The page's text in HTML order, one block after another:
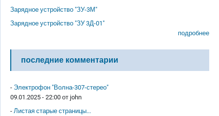
Зарядное устройство "ЗУ-3М"
Зарядное устройство "ЗУ 3Д-01"
подробнее
последние комментарии
- Электрофон "Волна-307-стерео"
09.01.2025 - 22:00 от john
- Листая старые страницы...